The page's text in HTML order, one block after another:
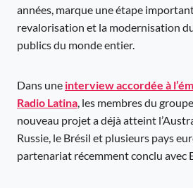
années, marque une étape
revalorisation et la modernisation
publics du monde entier.
Dans une interview accordée à
Radio Latina, les membres du
nouveau projet a déjà atteint
Russie, le Brésil et plusieurs pays
partenariat récemment conclu avec